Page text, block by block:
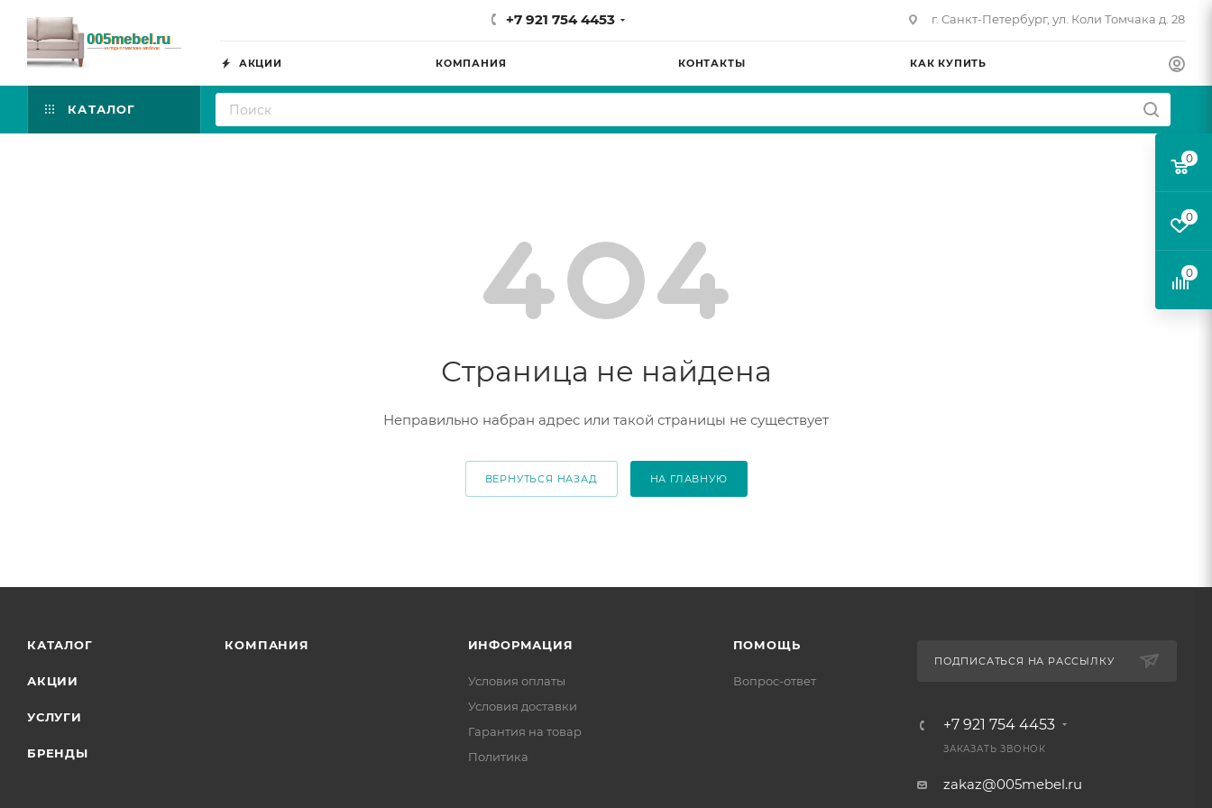
+7 921 754 4453 г. Санкт-Петербург, ул. Коли Томчака д. 28
АКЦИИ КОМПАНИЯ КОНТАКТЫ КАК КУПИТЬ
КАТАЛОГ
Страница не найдена
Неправильно набран адрес или такой страницы не существует
ВЕРНУТЬСЯ НАЗАД НА ГЛАВНУЮ
КАТАЛОГ
АКЦИИ
УСЛУГИ
БРЕНДЫ
КОМПАНИЯ ИНФОРМАЦИЯ
Условия оплаты
Условия доставки
Гарантия на товар
Политика
ПОМОЩЬ
Вопрос-ответ
ПОДПИСАТЬСЯ НА РАССЫЛКУ
+7 921 754 4453
ЗАКАЗАТЬ ЗВОНОК
zakaz@005mebel.ru
0
0
0